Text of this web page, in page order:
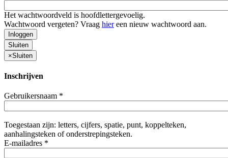
Het wachtwoordveld is hoofdlettergevoelig.
Wachtwoord vergeten? Vraag hiereen nieuw wachtwoord aan.
Inloggen
Sluiten
×Sluiten
Inschrijven
Gebruikersnaam *
Toegestaan zijn: letters, cijfers, spatie, punt, koppelteken,
aanhalingsteken of onderstrepingsteken.
E-mailadres *